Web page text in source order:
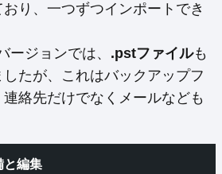
り、一つずつインポートでき
ージョンでは、 .pstファイルも
たが、これはバックアップフ
連絡先だけでなくメールなども
と編集